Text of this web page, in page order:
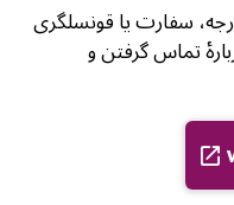
سفارت یا قونسلگری
تماس گرفتن و